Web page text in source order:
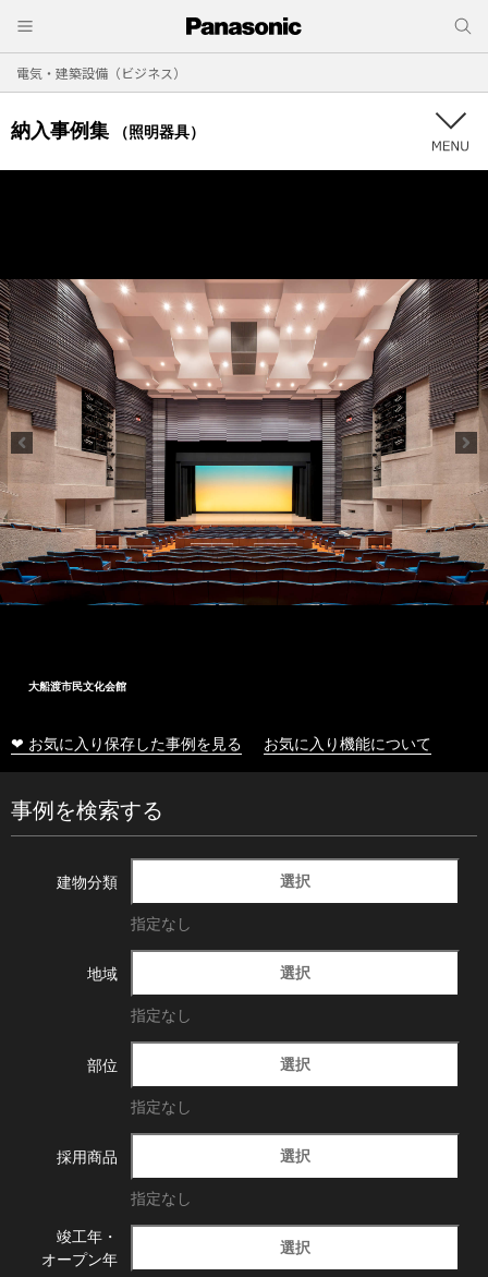
電気・建築設備（ビジネス）
納入事例集 （照明器具）
大船渡市民文化会館
❤ お気に入り保存した事例を見る お気に入り機能について
事例を検索する
建物分類 選択
指定なし
地域 選択
指定なし
部位 選択
指定なし
採用商品 選択
指定なし
竣工年・
オープン年
選択